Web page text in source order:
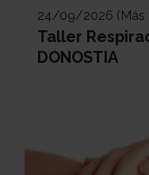
24/09/2026 (Más
Taller
DONOSTIA